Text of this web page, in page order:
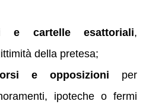
e cartelle esattoriali,
della pretesa;
e opposizioni per
ipoteche o fermi